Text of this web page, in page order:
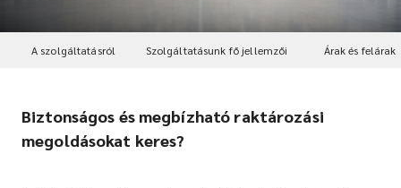
A szolgáltatásról Szolgáltatásunk fő jellemzői Árak és felárak
Biztonságos és megbízható raktározási
megoldásokat keres?
iMile Chat